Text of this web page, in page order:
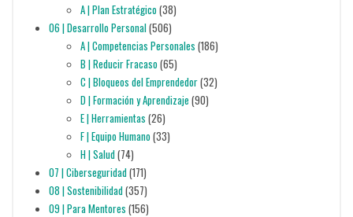
A | Plan Estratégico(38)
06 | Desarrollo Personal(506)
A | Competencias Personales (186)
B | Reducir Fracaso(65)
C | Bloqueos del Emprendedor(32)
D | Formación y Aprendizaje (90)
E | Herramientas (26)
F | Equipo Humano(33)
H | Salud(74)
07 | Ciberseguridad(171)
08 | Sostenibilidad(357)
09 | Para Mentores (156)